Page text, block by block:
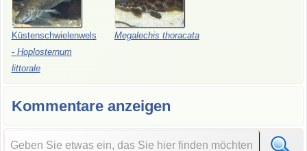
Küstenschwielenwels
- Hoplosternum
littorale
Megalechis thoracata
Kommentare anzeigen